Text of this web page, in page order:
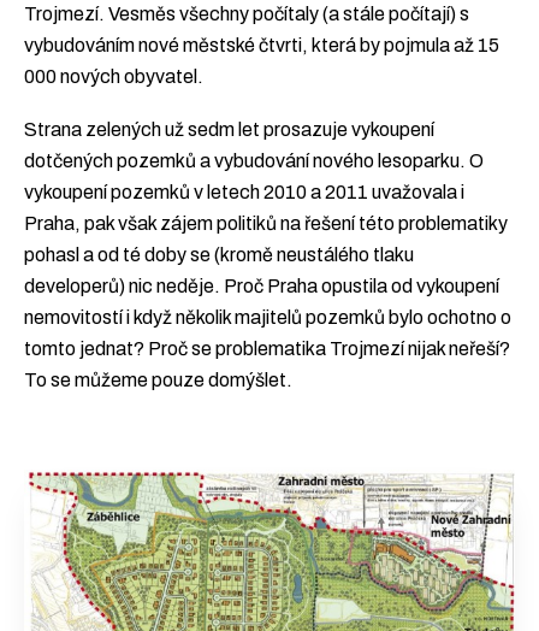
Trojmezí. Vesměs všechny počítaly (a stále počítají) s
vybudováním nové městské čtvrti, která by pojmula až 15
000 nových obyvatel.
Strana zelených už sedm let prosazuje vykoupení
dotčených pozemků a vybudování nového lesoparku. O
vykoupení pozemků v letech 2010 a 2011 uvažovala i
Praha, pak však zájem politiků na řešení této problematiky
pohasl a od té doby se (kromě neustálého tlaku
developerů) nic neděje. Proč Praha opustila od vykoupení
nemovitostí i když několik majitelů pozemků bylo ochotno o
tomto jednat? Proč se problematika Trojmezí nijak neřeší?
To se můžeme pouze domýšlet.